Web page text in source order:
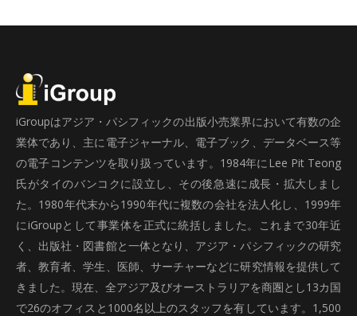
iGroupはアジア・パシフィックの出版小売業界において有数の企
業体であり、主に電子ジャーナル、電子ブック、データベース等
の電子コンテンツを取り扱っています。1984年にLee Pit Teong
氏がタイのバンコクに設立し、その後急速に成長・拡大しまし
た。1980年代末から1990年代に複数の会社を法人化し、1999年
にiGroupとして事業体を正式に統括しました。これまで30年近
く、出版社・図書館と一体となり、アジア・パシフィックの研究
者、教育者、学生、医師、サーチャーなどに研究情報を提供して
きました。現在、全アジア及びオーストラリアを商圏とし13カ国
で26のオフィスと1000名以上のスタッフを有しています。1,500